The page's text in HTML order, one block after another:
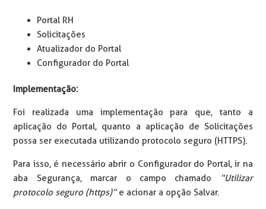
Portal RH
Solicitações
Atualizador do Portal
Configurador do Portal
Implementação:
Foi realizada uma implementação para que, tanto a
aplicação do Portal, quanto a aplicação de Solicitações
possa ser executada utilizando protocolo seguro (HTTPS).
Para isso, é necessário abrir o Configurador do Portal, ir na
aba Segurança, marcar o campo chamado
“Utilizar
protocolo seguro (https)”e acionar a opção Salvar.